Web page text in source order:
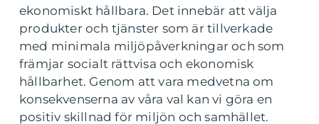
ekonomiskt hållbara. Det innebär att välja
produkter och tjänster som är tillverkade
med minimala miljöpåverkningar och som
främjar socialt rättvisa och ekonomisk
hållbarhet. Genom att vara medvetna om
konsekvenserna av våra val kan vi göra en
positiv skillnad för miljön och samhället.